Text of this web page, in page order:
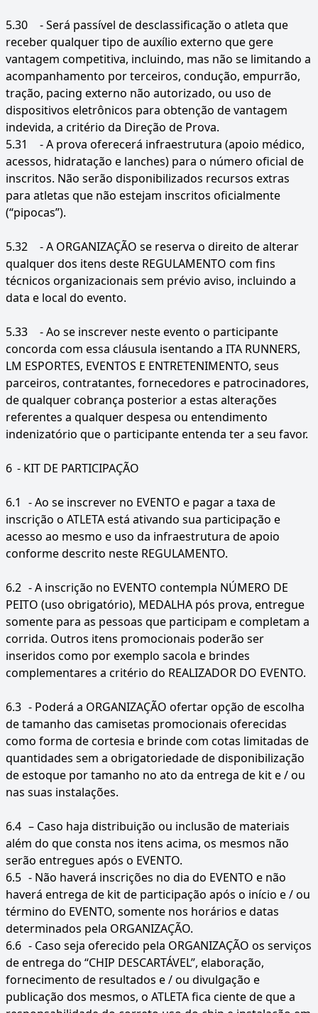
5.30
- Será passível de desclassificação o atleta que
receber qualquer tipo de auxílio externo que gere
vantagem competitiva, incluindo, mas não se limitando a
acompanhamento por terceiros, condução, empurrão,
tração, pacing externo não autorizado, ou uso de
dispositivos eletrônicos para obtenção de vantagem
indevida, a critério da Direção de Prova.
5.31
- A prova oferecerá infraestrutura (apoio médico,
acessos, hidratação e lanches) para o número oficial de
inscritos. Não serão disponibilizados recursos extras
para atletas que não estejam inscritos oficialmente
(“pipocas”).
5.32
- A ORGANIZAÇÃO se reserva o direito de alterar
qualquer dos itens deste REGULAMENTO com fins
técnicos organizacionais sem prévio aviso, incluindo a
data e local do evento.
5.33
- Ao se inscrever neste evento o participante
concorda com essa cláusula isentando a ITA RUNNERS,
LM ESPORTES, EVENTOS E ENTRETENIMENTO, seus
parceiros, contratantes, fornecedores e patrocinadores,
de qualquer cobrança posterior a estas alterações
referentes a qualquer despesa ou entendimento
indenizatório que o participante entenda ter a seu favor.
6 - KIT DE PARTICIPAÇÃO
6.1 - Ao se inscrever no EVENTO e pagar a taxa de
inscrição o ATLETA está ativando sua participação e
acesso ao mesmo e uso da infraestrutura de apoio
conforme descrito neste REGULAMENTO.
6.2 - A inscrição no EVENTO contempla NÚMERO DE
PEITO (uso obrigatório), MEDALHA pós prova, entregue
somente para as pessoas que participam e completam a
corrida. Outros itens promocionais poderão ser
inseridos como por exemplo sacola e brindes
complementares a critério do REALIZADOR DO EVENTO.
6.3 - Poderá a ORGANIZAÇÃO ofertar opção de escolha
de tamanho das camisetas promocionais oferecidas
como forma de cortesia e brinde com cotas limitadas de
quantidades sem a obrigatoriedade de disponibilização
de estoque por tamanho no ato da entrega de kit e / ou
nas suas instalações.
6.4 – Caso haja distribuição ou inclusão de materiais
além do que consta nos itens acima, os mesmos não
serão entregues após o EVENTO.
6.5 - Não haverá inscrições no dia do EVENTO e não
haverá entrega de kit de participação após o início e / ou
término do EVENTO, somente nos horários e datas
determinados pela ORGANIZAÇÃO.
6.6 - Caso seja oferecido pela ORGANIZAÇÃO os serviços
de entrega do “CHIP DESCARTÁVEL”, elaboração,
fornecimento de resultados e / ou divulgação e
publicação dos mesmos, o ATLETA fica ciente de que a